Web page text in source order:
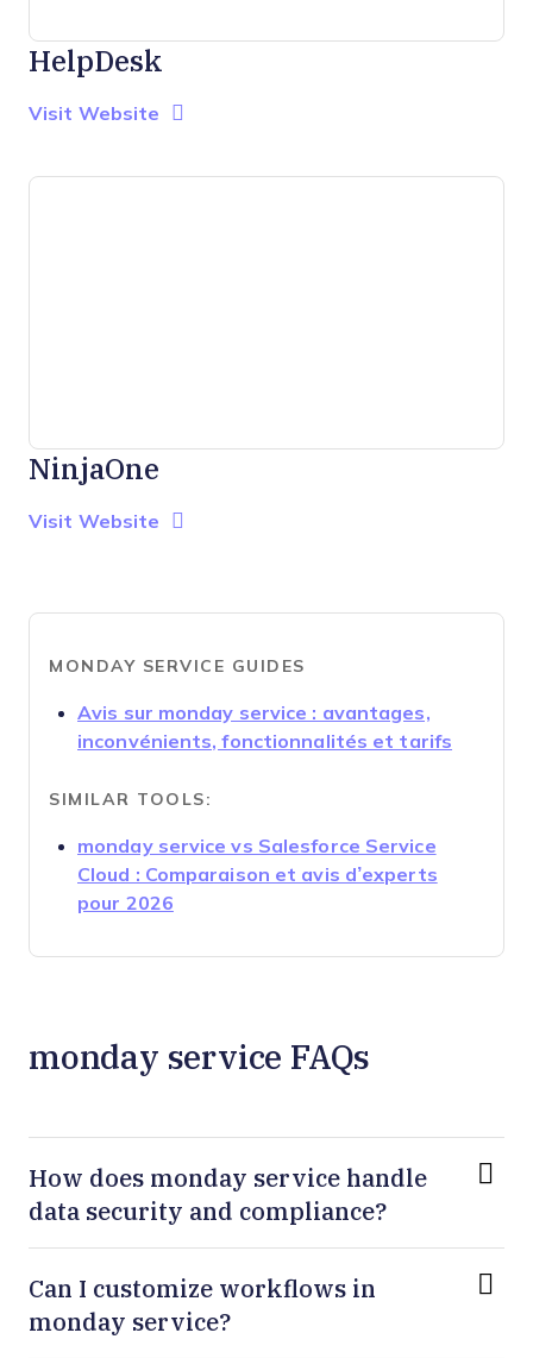
HelpDesk
Visit Website Opens New Window
NinjaOne
Visit Website Opens New Window
MONDAY SERVICE GUIDES
Avis sur monday service : avantages,
inconvénients, fonctionnalités et tarifs
SIMILAR TOOLS:
monday service vs Salesforce Service
Cloud : Comparaison et avis d’experts
pour 2026Opens new window
monday service FAQs
How does monday service handle
data security and compliance?
Can I customize workflows in
monday service?